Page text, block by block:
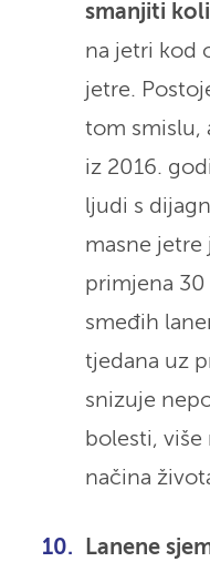
smanjiti
na jetri kod
jetre.
tom smislu,
iz 2016.
ljudi s
masne jetre
primjena
smeđih
tjedana uz
snizuje
bolesti,
načina
Lanene